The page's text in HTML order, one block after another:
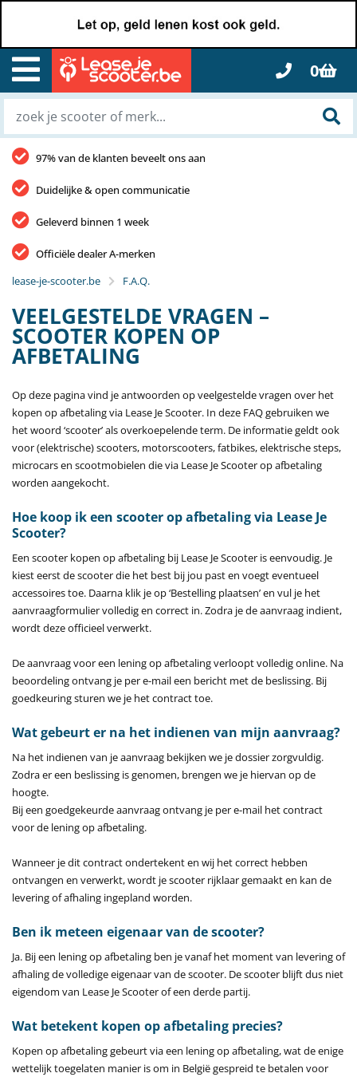
0
97% van de klanten beveelt ons aan
Duidelijke & open communicatie
Geleverd binnen 1 week
Officiële dealer A-merken
lease-je-scooter.be
F.A.Q.
VEELGESTELDE VRAGEN –
SCOOTER KOPEN OP
AFBETALING
Op deze pagina vind je antwoorden op veelgestelde vragen over het
kopen op afbetaling via Lease Je Scooter. In deze FAQ gebruiken we
het woord ‘scooter’ als overkoepelende term. De informatie geldt ook
voor (elektrische) scooters, motorscooters, fatbikes, elektrische steps,
microcars en scootmobielen die via Lease Je Scooter op afbetaling
worden aangekocht.
Hoe koop ik een scooter op afbetaling via Lease Je
Scooter?
Een scooter kopen op afbetaling bij Lease Je Scooter is eenvoudig. Je
kiest eerst de scooter die het best bij jou past en voegt eventueel
accessoires toe. Daarna klik je op ‘Bestelling plaatsen’ en vul je het
aanvraagformulier volledig en correct in. Zodra je de aanvraag indient,
wordt deze officieel verwerkt.
De aanvraag voor een lening op afbetaling verloopt volledig online. Na
beoordeling ontvang je per e-mail een bericht met de beslissing. Bij
goedkeuring sturen we je het contract toe.
Wat gebeurt er na het indienen van mijn aanvraag?
Na het indienen van je aanvraag bekijken we je dossier zorgvuldig.
Zodra er een beslissing is genomen, brengen we je hiervan op de
hoogte.
Bij een goedgekeurde aanvraag ontvang je per e-mail het contract
voor de lening op afbetaling.
Wanneer je dit contract ondertekent en wij het correct hebben
ontvangen en verwerkt, wordt je scooter rijklaar gemaakt en kan de
levering of afhaling ingepland worden.
Ben ik meteen eigenaar van de scooter?
Ja. Bij een lening op afbetaling ben je vanaf het moment van levering of
afhaling de volledige eigenaar van de scooter. De scooter blijft dus niet
eigendom van Lease Je Scooter of een derde partij.
Wat betekent kopen op afbetaling precies?
Kopen op afbetaling gebeurt via een lening op afbetaling, wat de enige
wettelijk toegelaten manier is om in België gespreid te betalen voor